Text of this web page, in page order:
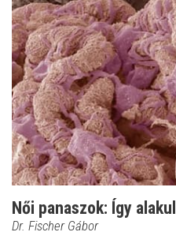
Női panaszok: Így
Dr. Fischer Gábor